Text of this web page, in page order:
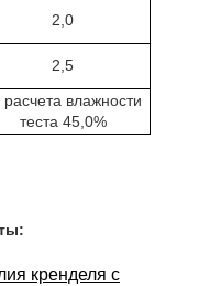
2,0
2,5
расчета влажности
теста 45,0%
кренделя с